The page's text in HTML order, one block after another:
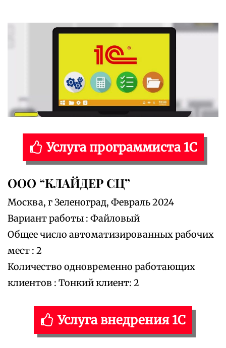
Услуга программиста 1С
ООО “КЛАЙДЕР СЦ”
Москва, г Зеленоград, Февраль 2024
Вариант работы : Файловый
Общее число автоматизированных рабочих
мест : 2
Количество одновременно работающих
клиентов : Тонкий клиент: 2
Услуга внедрения 1С